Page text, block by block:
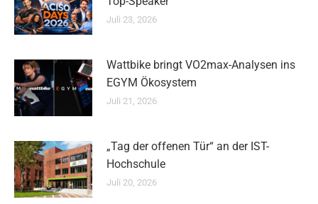
Juli 23, 2026
Wattbike bringt VO2max-Analysen ins
EGYM Ökosystem
Juli 21, 2026
„Tag der offenen Tür“ an der IST-
Hochschule
Juli 20, 2026